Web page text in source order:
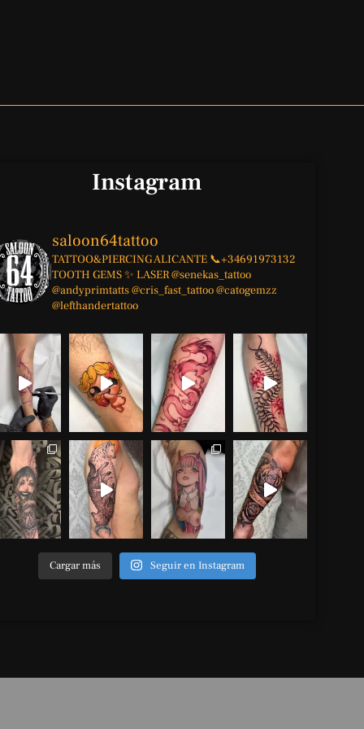
Instagram
saloon64tattoo
TATTOO&PIERCINGALICANTE 📞+34691973132
TOOTH GEMS ✨ LASER@senekas_tattoo
@andyprimtatts@cris_fast_tattoo@catogemzz
@lefthandertattoo
Cargar más Seguir en Instagram